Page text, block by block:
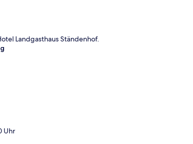
Landgasthaus Ständenhof.
Uhr